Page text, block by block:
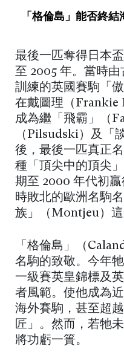
「格倫島」能否終
最後一匹奪得日本
至 2005 年。當時
訓練的英國賽駒「
在戴圖理（Frankie
成為繼「飛霸」（
（Pilsudski）及「
後，最後一匹真正
種「頂尖中的頂尖
期至 2000 年代初
時敗北的歐洲名駒
族」（Montjeu）這
「格倫島」（
名駒的致敬。今年
一級賽英皇錦標及
者風範。使他成為
海外賽駒，甚至超
匠」。然而，若牠
將功虧一簣。